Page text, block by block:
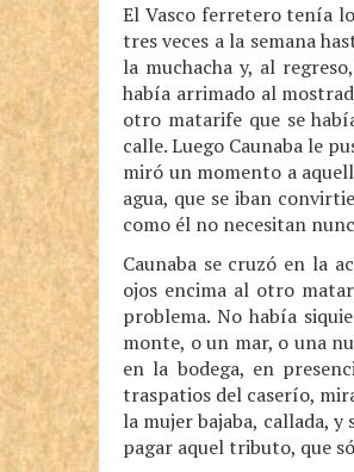
El Vasco ferretero tenía
tres veces a la semana
la muchacha y, al
había arrimado al
otro matarife que se
calle. Luego Caunaba le
miró un momento a
agua, que se iban
como él no necesitan
Caunaba se cruzó en la
ojos encima al otro
problema. No había
monte, o un mar, o una
en la bodega, en
traspatios del caserío,
la mujer bajaba, callada,
pagar aquel tributo, que